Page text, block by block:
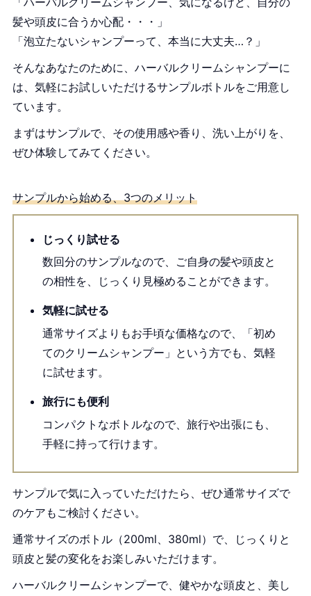
髪や頭皮に合うか心配・・・」
「泡立たないシャンプーって、本当に大丈夫…？」
そんなあなたのために、ハーバルクリームシャンプーに
は、気軽にお試しいただけるサンプルボトルをご用意し
ています。
まずはサンプルで、その使用感や香り、洗い上がりを、
ぜひ体験してみてください。
サンプルから始める、3つのメリット
じっくり試せる
数回分のサンプルなので、ご自身の髪や頭皮と
の相性を、じっくり見極めることができます。
気軽に試せる
通常サイズよりもお手頃な価格なので、「初め
てのクリームシャンプー」という方でも、気軽
に試せます。
旅行にも便利
コンパクトなボトルなので、旅行や出張にも、
手軽に持って行けます。
サンプルで気に入っていただけたら、ぜひ通常サイズで
のケアもご検討ください。
通常サイズのボトル（200ml、380ml）で、じっくりと
頭皮と髪の変化をお楽しみいただけます。
ハーバルクリームシャンプーで、健やかな頭皮と、美し